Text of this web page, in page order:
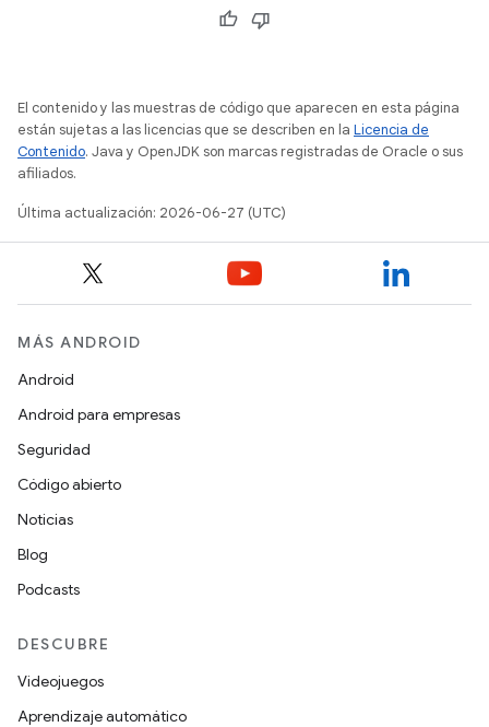
El contenido y las muestras de código que aparecen en esta página
están sujetas a las licencias que se describen en la Licencia de
Contenido. Java y OpenJDK son marcas registradas de Oracle o sus
afiliados.
Última actualización: 2026-06-27 (UTC)
MÁS ANDROID
Android
Android para empresas
Seguridad
Código abierto
Noticias
Blog
Podcasts
DESCUBRE
Videojuegos
Aprendizaje automático